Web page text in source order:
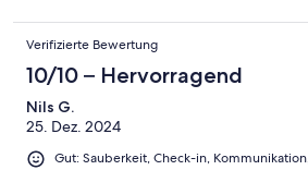
Verifizierte Bewertung
10/10 – Hervorragend
Nils G.
25. Dez. 2024
Gut: Sauberkeit, Check-in,